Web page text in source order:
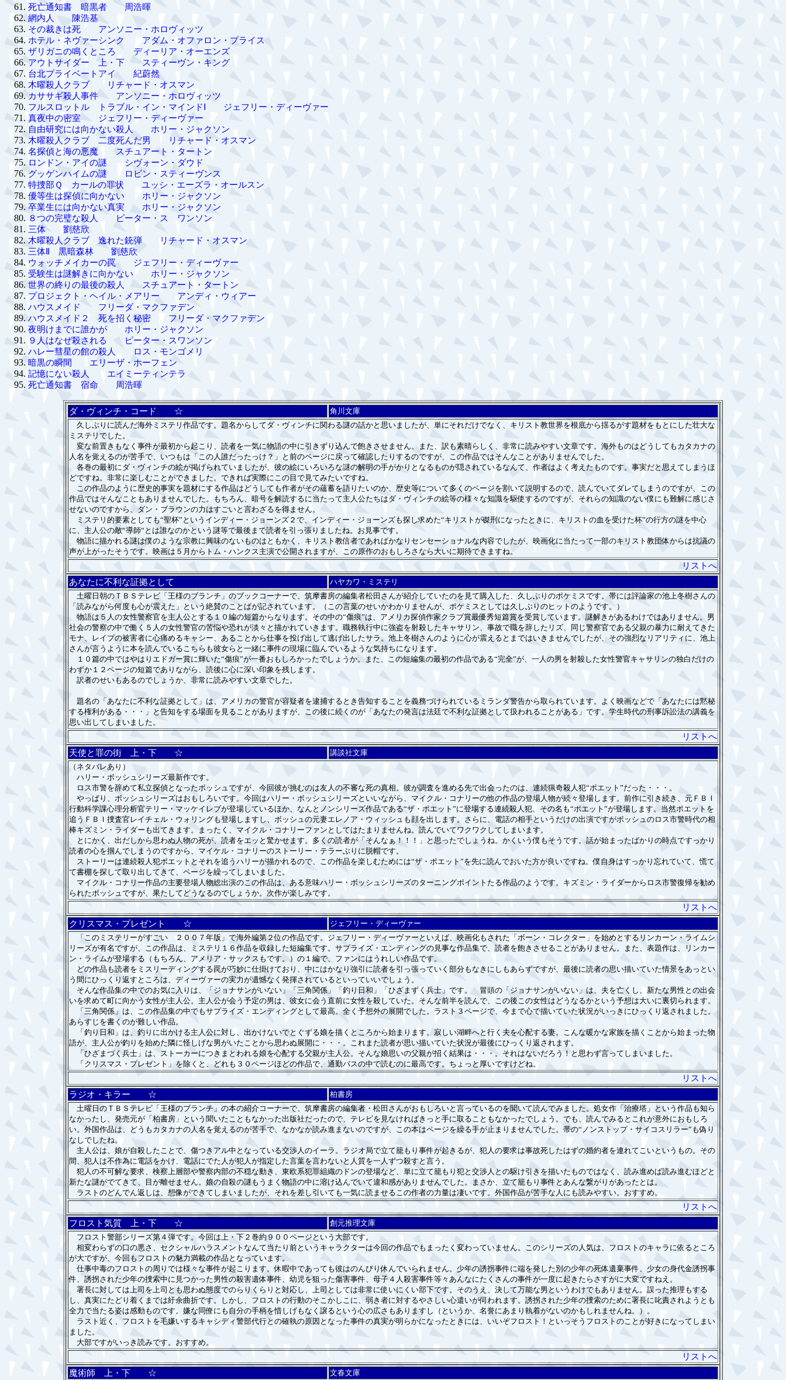
死亡通知書 暗黒者 周浩暉
網内人 陳浩基
その裁きは死 アンソニー・ホロヴィッツ
ホテル・ネヴァーシンク アダム・オファロン・プライス
ザリガニの鳴くところ ディーリア・オーエンズ
アウトサイダー 上・下 スティーヴン・キング
台北プライベートアイ 紀蔚然
木曜殺人クラブ リチャード・オスマン
カササギ殺人事件 アンソニー・ホロヴィッツ
フルスロットル トラブル・イン・マインドⅠ ジェフリー・ディーヴァー
真夜中の密室 ジェフリー・ディーヴァー
自由研究には向かない殺人 ホリー・ジャクソン
木曜殺人クラブ 二度死んだ男 リチャード・オスマン
名探偵と海の悪魔 スチュアート・タートン
ロンドン・アイの謎 シヴォーン・ダウド
グッゲンハイムの謎 ロビン・スティーヴンス
特捜部Ｑ カールの罪状 ユッシ・エーズラ・オールスン
優等生は探偵に向かない ホリー・ジャクソン
卒業生には向かない真実 ホリー・ジャクソン
８つの完璧な殺人 ピーター・ス ワンソン
三体 劉慈欣
木曜殺人クラブ 逸れた銃弾 リチャード・オスマン
三体Ⅱ 黒暗森林 劉慈欣
ウォッチメイカーの罠 ジェフリー・ディーヴァー
受験生は謎解きに向かない ホリー・ジャクソン
世界の終りの最後の殺人 スチュアート・タートン
プロジェクト・ヘイル・メアリー アンディ・ウィアー
ハウスメイド フリーダ・マクファデン
ハウスメイド２ 死を招く秘密 フリーダ・マクファデン
夜明けまでに誰かが ホリー・ジャクソン
９人はなぜ殺される ピーター・スワンソン
ハレー彗星の館の殺人 ロス・モンゴメリ
暗黒の瞬間 エリーザ・ホーフェン
記憶にない殺人 エイミーティンテラ
死亡通知書 宿命 周浩暉
ダ・ヴィンチ・コード ☆
角川文庫
久しぶりに読んだ海外ミステリ作品です。題名からしてダ・ヴィンチに関わる謎の話かと思いましたが、単にそれだけでなく、キリスト教世界を根底から揺るがす題材をもとにした壮大な
ミステリでした。
変な前置きもなく事件が最初から起こり、読者を一気に物語の中に引きずり込んで飽きさせません。また、訳も素晴らしく、非常に読みやすい文章です。海外ものはどうしてもカタカナの
人名を覚えるのが苦手で、いつもは「この人誰だったっけ？」と前のページに戻って確認したりするのですが、この作品ではそんなことがありませんでした。
各巻の最初にダ・ヴィンチの絵が掲げられていましたが、彼の絵にいろいろな謎の解明の手がかりとなるものが隠されているなんて、作者はよく考えたものです。事実だと思えてしまうほ
どですね。非常に楽しむことができました。できれば実際にこの目で見てみたいですね。
この作品のように歴史的事実を題材にする作品はどうしても作者がその蘊蓄を語りたいのか、歴史等について多くのページを割いて説明するので、読んでいてダレてしまうのですが、この
作品ではそんなこともありませんでした。もちろん、暗号を解読するに当たって主人公たちはダ・ヴィンチの絵等の様々な知識を駆使するのですが、それらの知識のない僕にも難解に感じさ
せないのですから、ダン・ブラウンの力はすごいと言わざるを得ません。
ミステリ的要素としても“聖杯”というインディー・ジョーンズ２で、インディー・ジョーンズも探し求めた“キリストが磔刑になったときに、キリストの血を受けた杯”の行方の謎を中心
に、主人公の敵“導師“とは誰なのかという謎等で最後まで読者を引っ張りましたね。お見事です。
物語に描かれる謎は僕のような宗教に興味のないものはともかく、キリスト教信者であればかなりセンセーショナルな内容でしたが、映画化に当たって一部のキリスト教団体からは抗議の
声が上がったそうです。映画は５月からトム・ハンクス主演で公開されますが、この原作のおもしろさなら大いに期待できますね。
リストへ
あなたに不利な証拠として
ハヤカワ・ミステリ
土曜日朝のＴＢＳテレビ「王様のブランチ」のブックコーナーで、筑摩書房の編集者松田さんが紹介していたのを見て購入した、久しぶりのポケミスです。帯には評論家の池上冬樹さんの
「読みながら何度も心が震えた」という絶賛のことばが記されています。（この言葉のせいかわかりませんが、ポケミスとしては久しぶりのヒットのようです。）
物語は５人の女性警察官を主人公とする１０編の短篇からなります。その中の“傷痕”は、アメリカ探偵作家クラブ賞最優秀短篇賞を受賞しています。謎解きがあるわけではありません。男
社会の警察の中で働く５人の女性警官の苦悩や恐れが淡々と描かれていきます。職務執行中に強盗を射殺したキャサリン、事故で職を辞したリズ、同じ警察官である父親の暴力に耐えてきた
モナ、レイプの被害者に心痛めるキャシー、あることから仕事を投げ出して逃げ出したサラ。池上冬樹さんのように心が震えるとまではいきませんでしたが、その強烈なリアリティに、池上
さんが言うように本を読んでいるこちらも彼女らと一緒に事件の現場に臨んでいるような気持ちになります。
１０篇の中ではやはりエドガー賞に輝いた“傷痕”が一番おもしろかったでしょうか。また、この短編集の最初の作品である“完全”が、一人の男を射殺した女性警官キャサリンの独白だけの
わずか１２ページの短篇でありながら、読後に心に深い印象を残します。
訳者のせいもあるのでしょうか、非常に読みやすい文章でした。
題名の「あなたに不利な証拠として」は、アメリカの警官が容疑者を逮捕するとき告知することを義務づけられているミランダ警告から取られています。よく映画などで「あなたには黙秘
する権利がある・・・」と告知をする場面を見ることがありますが、この後に続くのが「あなたの発言は法廷で不利な証拠として扱われることがある」です。学生時代の刑事訴訟法の講義を
思い出してしまいました。
リストへ
天使と罪の街 上・下 ☆
講談社文庫
（ネタバレあり）
ハリー・ボッシュシリーズ最新作です。
ロス市警を辞めて私立探偵となったボッシュですが、今回彼が挑むのは友人の不審な死の真相。彼が調査を進める先で出会ったのは、連続猟奇殺人犯“ポエット”だった・・・。
やっぱり、ボッシュシリーズはおもしろいです。今回はハリー・ボッシュシリーズといいながら、マイクル・コナリーの他の作品の登場人物が続々登場します。前作に引き続き、元ＦＢＩ
行動科学課心理分析官テリー・マッケイレブが登場しているほか、なんとノンシリーズ作品である“ザ・ポエット”に登場する連続殺人犯、その名も“ポエット”が登場します。当然ポエットを
追うＦＢＩ捜査官レイチェル・ウォリングも登場しますし、ボッシュの元妻エレノア・ウィッシュも顔を出します。さらに、電話の相手というだけの出演ですがボッシュのロス市警時代の相
棒キズミン・ライダーも出てきます。まったく、マイクル・コナリーファンとしてはたまりませんね。読んでいてワクワクしてしまいます。
とにかく、出だしから思わぬ人物の死が、読者をエッと驚かせます。多くの読者が「そんなぁ！！！」と思ったでしょうね。かくいう僕もそうです。話が始まったばかりの時点ですっかり
読者の心を掴んでしまうのですから、マイケル・コナリーのストーリー・テラーぶりに脱帽です。
ストーリーは連続殺人犯ポエットとそれを追うハリーが描かれるので、この作品を楽しむためには“ザ・ポエット”を先に読んでおいた方が良いですね。僕自身はすっかり忘れていて、慌て
て書棚を探して取り出してきて、ページを繰ってしまいました。
マイクル・コナリー作品の主要登場人物総出演のこの作品は、ある意味ハリー・ボッシュシリーズのターニングポイントたる作品のようです。キズミン・ライダーからロス市警復帰を勧め
られたボッシュですが、果たしてどうなるのでしょうか。次作が楽しみです。
リストへ
クリスマス・プレゼント ☆
ジェフリー・ディーヴァー
「このミステリーがすごい ２００７年版」で海外編第２位の作品です。ジェフリー・ディーヴァーといえば、映画化もされた「ボーン・コレクター」を始めとするリンカーン・ライムシ
リーズが有名ですが、この作品は、ミステリ１６作品を収録した短編集です。サプライズ・エンディングの見事な作品集で、読者を飽きさせることがありません。また、表題作は、リンカー
ン・ライムが登場する（もちろん、アメリア・サックスもです。）の１編で、ファンにはうれしい作品です。
どの作品も読者をミスリーディングする罠が巧妙に仕掛けており、中にはかなり強引に読者を引っ張っていく部分もなきにしもあらずですが、最後に読者の思い描いていた情景をあっとい
う間にひっくり返すところは、ディーヴァーの実力が遺憾なく発揮されているといっていいでしょう。
そんな作品集の中でのお気に入りは、「ジョナサンがいない」「三角関係」「釣り日和」「ひざまずく兵士」です。 冒頭の「ジョナサンがいない」は、夫を亡くし、新たな男性との出会
いを求めて町に向かう女性が主人公。主人公が会う予定の男は、彼女に会う直前に女性を殺していた。そんな前半を読んで、この後この女性はどうなるかという予想は大いに裏切られます。
「三角関係」は、この作品集の中でもサプライズ・エンディングとして最高。全く予想外の展開でした。ラスト３ページで、今まで心で描いていた状況がいっきにひっくり返されました。
あらすじを書くのが難しい作品。
「釣り日和」は、釣りに出かける主人公に対し、出かけないでとぐずる娘を描くところから始まります。寂しい湖畔へと行く夫を心配する妻。こんな暖かな家族を描くことから始まった物
語が、主人公が釣りを始めた隣に怪しげな男がいたことから思わぬ展開に・・・。これまた読者が思い描いていた状況が最後にひっくり返されます。
「ひざまづく兵士」は、ストーカーにつきまとわれる娘を心配する父親が主人公。そんな娘思いの父親が招く結果は・・・。それはないだろう！と思わず言ってしまいました。
「クリスマス・プレゼント」を除くと、どれも３０ページほどの作品で、通勤バスの中で読むのに最高です。ちょっと厚いですけどね。
リストへ
ラジオ・キラー ☆
柏書房
土曜日のＴＢＳテレビ「王様のブランチ」の本の紹介コーナーで、筑摩書房の編集者・松田さんがおもしろいと言っているのを聞いて読んでみました。処女作「治療塔」という作品も知ら
なかったし、発売元が「柏書房」という聞いたこともなかった出版社だったので、テレビを見なければきっと手に取ることもなかったでしょう。でも、読んでみるとこれが意外におもしろ
い。外国作品は、どうもカタカナの人名を覚えるのが苦手で、なかなか読み進まないのですが、この本はページを繰る手が止まりませんでした。帯の“ノンストップ・サイコスリラー”も偽り
なしでしたね。
主人公は、娘が自殺したことで、傷つきアル中となっている交渉人のイーラ。ラジオ局で立て籠もり事件が起きるが、犯人の要求は事故死したはずの婚約者を連れてこいというもの。その
間、犯人は不作為に電話をかけ、電話にでた人が犯人が指定した言葉を言わないと人質を一人ずつ殺すと言う。
犯人の不可解な要求、検察上層部や警察内部の不穏な動き、東欧系犯罪組織のドンの登場など、単に立て籠もり犯と交渉人との駆け引きを描いたものではなく、読み進めば読み進むほどと
新たな謎がでてきて、目が離せません。娘の自殺の謎もうまく物語の中に溶け込んでいて違和感がありませんでした。まさか、立て籠もり事件とあんな繋がりがあったとは。
ラストのどんでん返しは、想像ができてしまいましたが、それを差し引いても一気に読ませるこの作者の力量は凄いです。外国作品が苦手な人にも読みやすい。おすすめ。
リストへ
フロスト気質 上・下 ☆
創元推理文庫
フロスト警部シリーズ第４弾です。今回は上・下２巻約９００ページという大部です。
相変わらずの口の悪さ、セクシャルハラスメントなんて当たり前というキャラクターは今回の作品でもまったく変わっていません。このシリーズの人気は、フロストのキャラに依るところ
が大ですが、今回もフロストの魅力満載の作品となっています。
仕事中毒のフロストの周りでは様々な事件が起こります。休暇中であっても彼はのんびり休んでいられません。少年の誘拐事件に端を発した別の少年の死体遺棄事件、少女の身代金誘拐事
件、誘拐された少年の捜索中に見つかった男性の殺害遺体事件、幼児を狙った傷害事件、母子４人殺害事件等々あんなにたくさんの事件が一度に起きたらさすがに大変ですねえ。
署長に対しては上司を上司とも思わぬ態度でのらりくらりと対応し、上司としては非常に使いにくい部下です。そのうえ、決して万能な男というわけでもありません。誤った推理もする
し、真実にたどり着くまでは紆余曲折です。しかし、フロストの行動のそこかしこに、弱き者に対するやさしい心遣いが伺われます。誘拐された少年の捜索のために署長に叱責されようとも
全力で当たる姿は感動ものです。嫌な同僚にも自分の手柄を惜しげもなく譲るという心の広さもありますし（というか、名誉にあまり執着がないのかもしれませんね。）。
ラスト近く、フロストを毛嫌いするキャシディ警部代行との確執の原因となった事件の真実が明らかになったときには、いいぞフロスト！といっそうフロストのことが好きになってしまい
ました。
大部ですがいっき読みです。おすすめ。
リストへ
魔術師 上・下 ☆
文春文庫